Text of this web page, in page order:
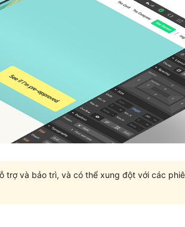
trợ và bảo trì, và có thể xung đột với các